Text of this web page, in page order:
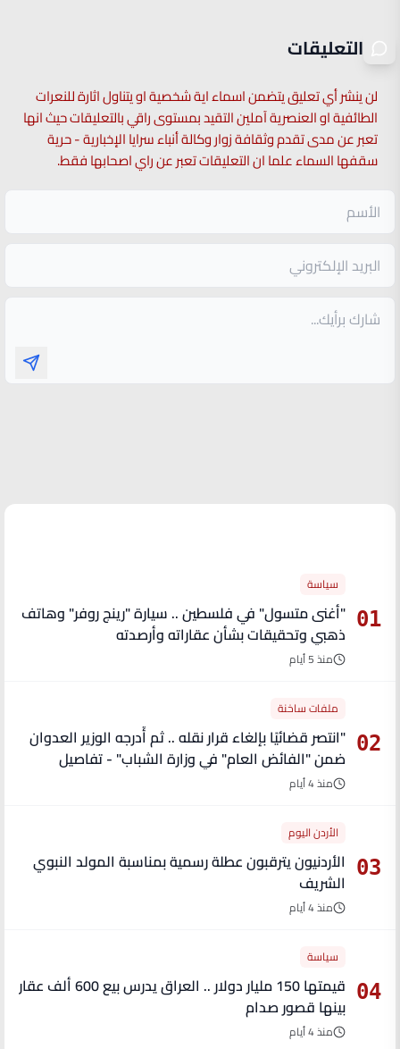
التعليقات
لن ينشر أي تعليق يتضمن اسماء اية شخصية او يتناول اثارة للنعرات
الطائفية او العنصرية آملين التقيد بمستوى راقي بالتعليقات حيث انها
تعبر عن مدى تقدم وثقافة زوار وكالة أنباء سرايا الإخبارية - حرية
سقفها السماء علما ان التعليقات تعبر عن راي اصحابها فقط.
01
سياسة
"أغنى متسول" في فلسطين .. سيارة "رينج روفر" وهاتف
ذهبي وتحقيقات بشأن عقاراته وأرصدته
منذ 5 أيام
02
ملفات ساخنة
"انتصر قضائيًا بإلغاء قرار نقله .. ثم أُدرجه الوزير العدوان
ضمن "الفائض العام" في وزارة الشباب" - تفاصيل
منذ 4 أيام
03
الأردن اليوم
الأردنيون يترقبون عطلة رسمية بمناسبة المولد النبوي
الشريف
منذ 4 أيام
04
سياسة
قيمتها 150 مليار دولار .. العراق يدرس بيع 600 ألف عقار
بينها قصور صدام
منذ 4 أيام